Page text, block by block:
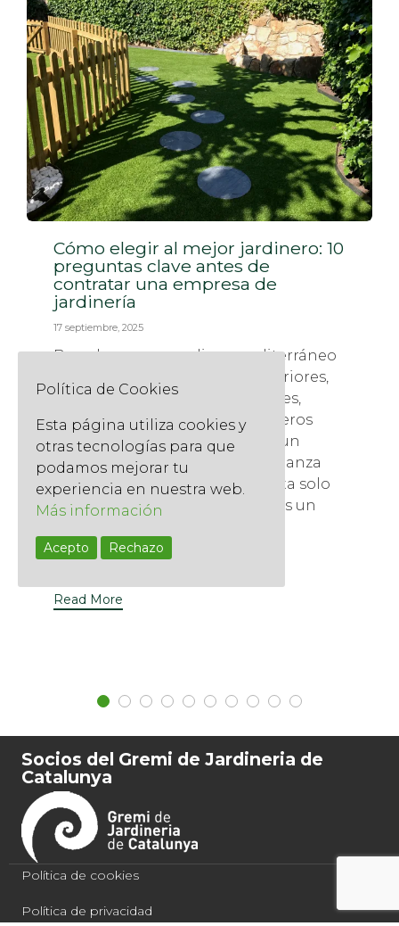
Cómo elegir al mejor jardinero: 10
preguntas clave antes de
contratar una empresa de
jardinería
17 septiembre, 2025
Barcelona, con su clima mediterráneo
y su amor por los espacios exteriores,
es una ciudad donde los jardines,
terrazas y balcones son verdaderos
oasis. Sin embargo, encontrar un
jardinero profesional y de confianza
puede ser un desafío. No se trata solo
de regar y podar; la jardinería es un
conocimientos, experiencia y
Read More
Socios del Gremi de Jardineria de
Catalunya
Política de cookies
Política de privacidad
Política de Cookies
Esta página utiliza cookies y
otras tecnologías para que
podamos mejorar tu
experiencia en nuestra web.
Más información
Acepto Rechazo